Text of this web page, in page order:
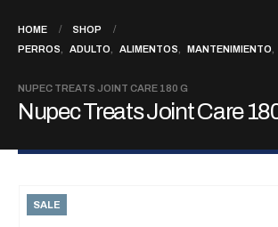
HOME
SHOP
PERROS
ADULTO ALIMENTOS MANTENIMIENTO
NUPEC TREATS JOINT CARE 180 G
Nupec Treats Joint Care
SALE